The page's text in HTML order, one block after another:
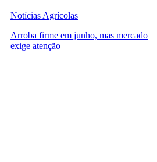
Notícias Agrícolas
Arroba firme em junho, mas mercado
exige atenção